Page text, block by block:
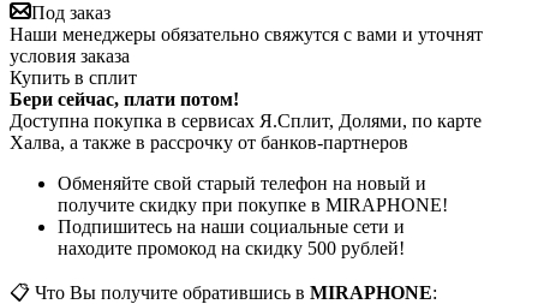
Под заказ
Наши менеджеры обязательно свяжутся с вами и уточнят
условия заказа
Купить в сплит
Бери сейчас, плати потом!
Доступна покупка в сервисах Я.Сплит, Долями, по карте
Халва, а также в рассрочку от банков-партнеров
Обменяйте свой старый телефон на новый и
получите скидку при покупке в MIRAPHONE!
Подпишитесь на наши социальные сети и
находите промокод на скидку 500 рублей!
📋 Что Вы получите обратившись в MIRAPHONE: